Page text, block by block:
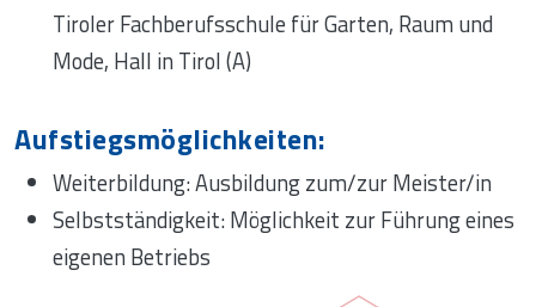
Tiroler Fachberufsschule für Garten, Raum und
Mode, Hall in Tirol (A)
Aufstiegsmöglichkeiten:
Weiterbildung: Ausbildung zum/zur Meister/in
Selbstständigkeit: Möglichkeit zur Führung eines
eigenen Betriebs